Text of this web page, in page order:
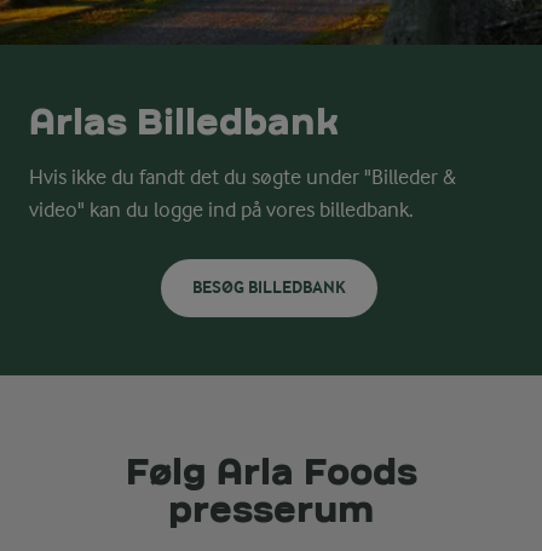
Arlas Billedbank
Hvis ikke du fandt det du søgte under "Billeder &
video" kan du logge ind på vores billedbank.
BESØG BILLEDBANK
Følg Arla Foods
presserum